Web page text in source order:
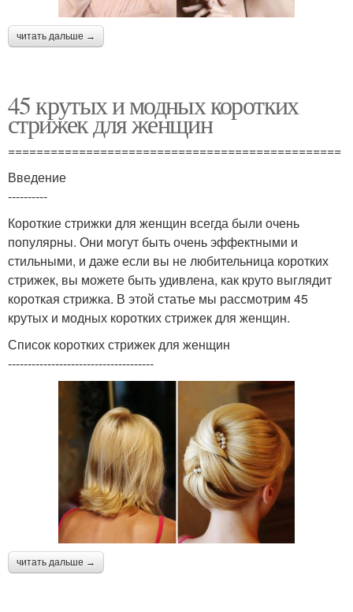
читать дальше →
45 крутых и модных коротких
стрижек для женщин
===============================================
Введение
----------
Короткие стрижки для женщин всегда были очень
популярны. Они могут быть очень эффектными и
стильными, и даже если вы не любительница коротких
стрижек, вы можете быть удивлена, как круто выглядит
короткая стрижка. В этой статье мы рассмотрим 45
крутых и модных коротких стрижек для женщин.
Список коротких стрижек для женщин
-------------------------------------
читать дальше →